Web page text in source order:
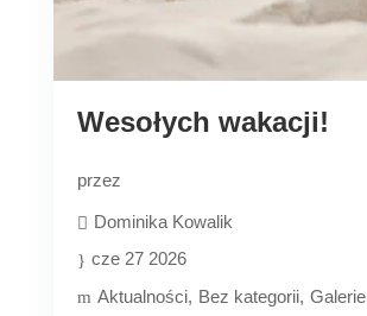
Wesołych wakacji!
przez
Dominika Kowalik
cze 27 2026
Aktualności
Bez kategorii Galerie